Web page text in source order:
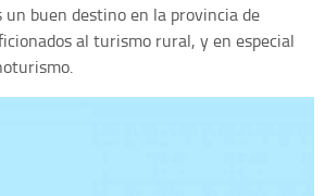
un buen destino en la provincia de
al turismo rural, y en especial